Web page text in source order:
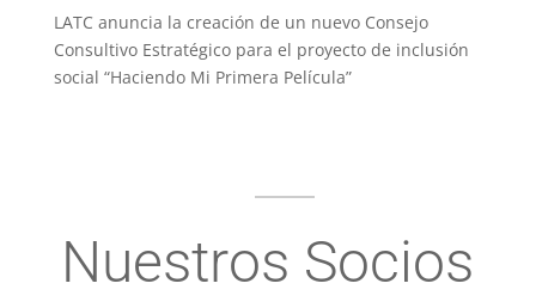
LATC anuncia la creación de un nuevo Consejo
Consultivo Estratégico para el proyecto de inclusión
social “Haciendo Mi Primera Película”
Nuestros Socios